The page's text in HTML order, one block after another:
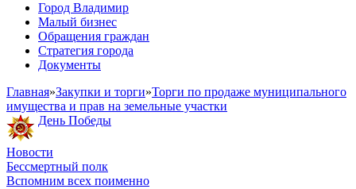
Город Владимир
Малый бизнес
Обращения граждан
Стратегия города
Документы
Главная»Закупки и торги»Торги по продаже муниципального
имущества и прав на земельные участки
День Победы
Новости
Бессмертный полк
Вспомним всех поименно